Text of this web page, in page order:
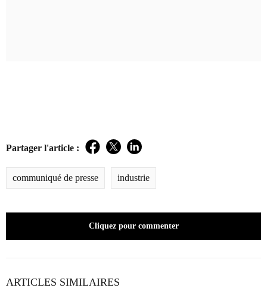
Partager l'article : Facebook
TwitterLinkedIn
communiqué de presse industrie
Cliquez pour commenter
ARTICLES SIMILAIRES